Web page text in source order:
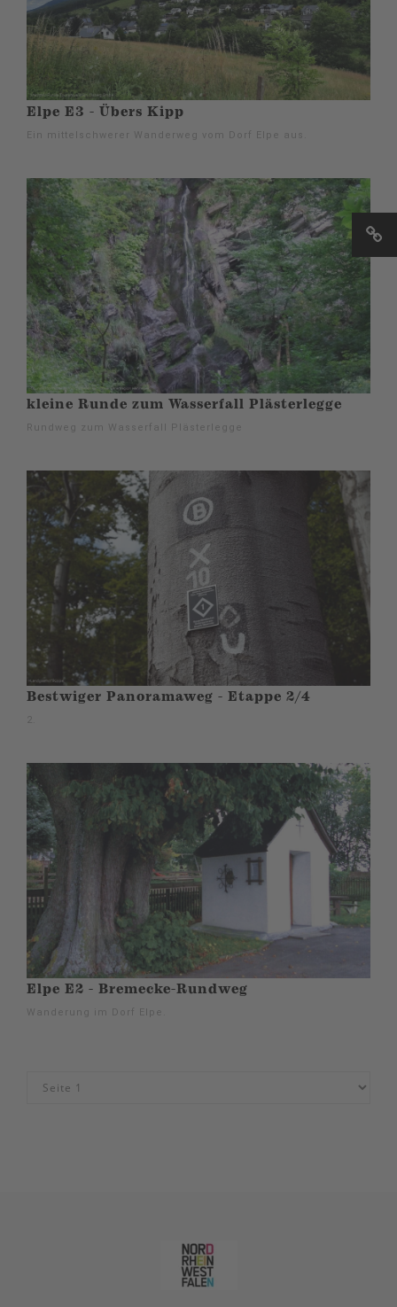
Elpe E3 - Übers Kipp
Ein mittelschwerer Wanderweg vom Dorf Elpe aus.
kleine Runde zum Wasserfall Plästerlegge
Rundweg zum Wasserfall Plästerlegge
Bestwiger Panoramaweg - Etappe 2/4
2.
Elpe E2 - Bremecke-Rundweg
Wanderung im Dorf Elpe.